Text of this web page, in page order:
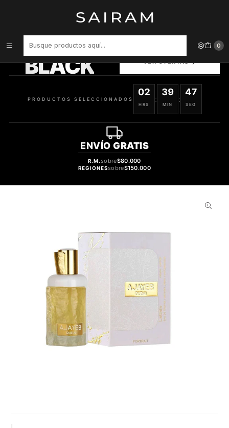
0
PERFUME LATTAFA AJAYEB DUBAI PORTRAIT UNISEX EDP 100 ML
BLACK
SELECCIONADOS
PRODUCTOS SELECCIONADOS
02
HRS
:
39
MIN
:
46
SEG
ENVÍO GRATIS
R.M.sobre$80.000
REGIONESsobre$150.000